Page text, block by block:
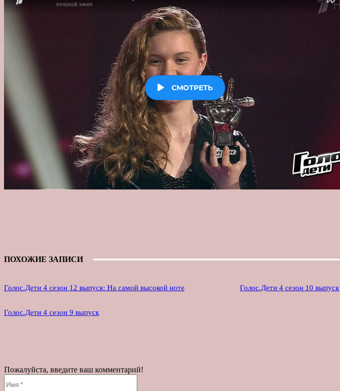
ПОХОЖИЕ ЗАПИСИ
Голос.Дети 4 сезон 12 выпуск: На самой высокой ноте Голос.Дети 4 сезон 10 выпуск
Голос.Дети 4 сезон 9 выпуск
Пожалуйста, введите ваш комментарий!